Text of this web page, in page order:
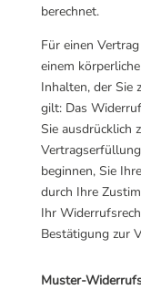
berechnet.
Für einen
einem
Inhalten, der Sie
gilt: Das
Sie ausdrücklich
beginnen, Sie Ihre
durch Ihre
Ihr
Bestätigung zur
Muster-